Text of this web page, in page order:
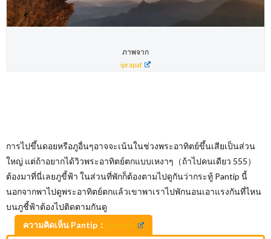
ภาพจาก
iprapat
การไปขึ้นดอยหรือภูอื่นๆอาจจะเน้นในช่วงพระอาทิตย์ขึ้นเสียเป็นส่วน
ใหญ่ แต่ถ้าอยากได้วิวพระอาทิตย์ตกแบบเหงาๆ（ถ้าไปคนเดียว 555）
ต้องมาที่นี่เลยภูขี้ฟ้า ในส่วนที่พักก็ต้องตามไปดูกันว่ากระทู้ Pantip นี้
นอกจากพาไปดูพระอาทิตย์ตกแล้วเขาพาเราไปพักนอนเอาแรงกันที่ไหน
บนภูชี้ฟ้าต้องไปติดตามกันดู
ความคิดเห็น Pantip：